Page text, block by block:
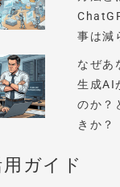
事は減
なぜあ
生成AI
のか？
きか？
ガイド